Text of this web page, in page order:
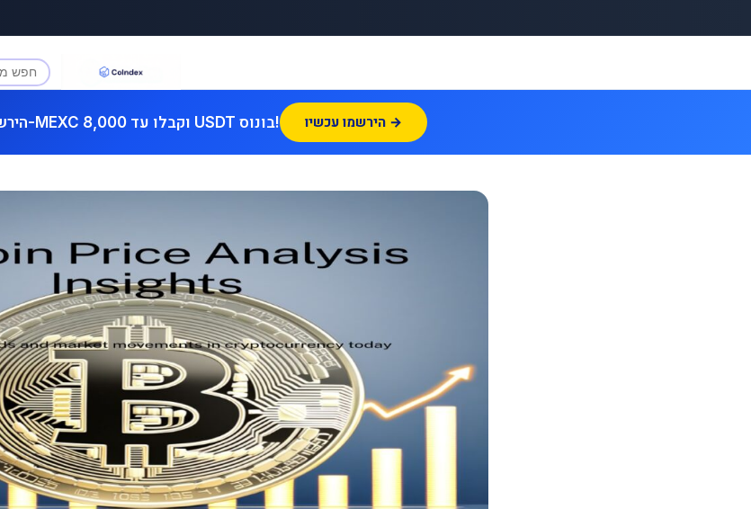
הירשמו ל-MEXC וקבלו עד 8,000 USDT בונוס! הירשמו עכשיו →